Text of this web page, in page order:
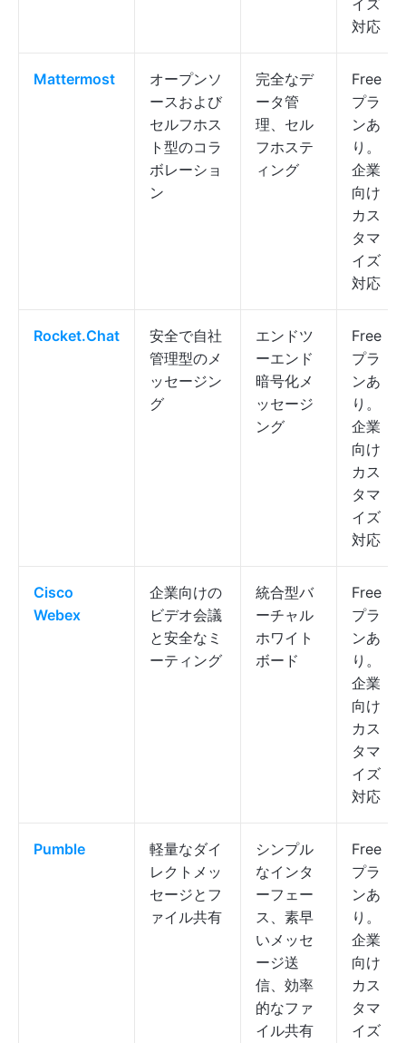
イズ
対応
Mattermost
オープンソ
ースおよび
セルフホス
ト型のコラ
ボレーショ
ン
完全なデ
ータ管
理、セル
フホステ
ィング
Free
プラ
ンあ
り。
企業
向け
カス
タマ
イズ
対応
Rocket.Chat
安全で自社
管理型のメ
ッセージン
グ
エンドツ
ーエンド
暗号化メ
ッセージ
ング
Free
プラ
ンあ
り。
企業
向け
カス
タマ
イズ
対応
Cisco
Webex
企業向けの
ビデオ会議
と安全なミ
ーティング
統合型バ
ーチャル
ホワイト
ボード
Free
プラ
ンあ
り。
企業
向け
カス
タマ
イズ
対応
Pumble
軽量なダイ
レクトメッ
セージとフ
ァイル共有
シンプル
なインタ
ーフェー
ス、素早
いメッセ
ージ送
信、効率
的なファ
イル共有
Free
プラ
ンあ
り。
企業
向け
カス
タマ
イズ